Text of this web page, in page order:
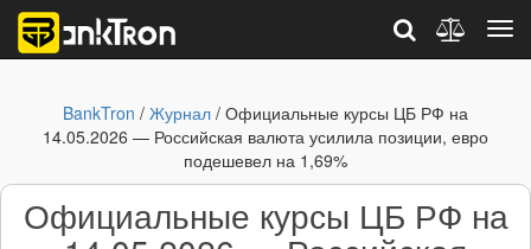
BankTron / Журнал / Официальные курсы ЦБ РФ на
14.05.2026 — Российская валюта усилила позиции, евро
подешевел на 1,69%
Официальные курсы ЦБ РФ на